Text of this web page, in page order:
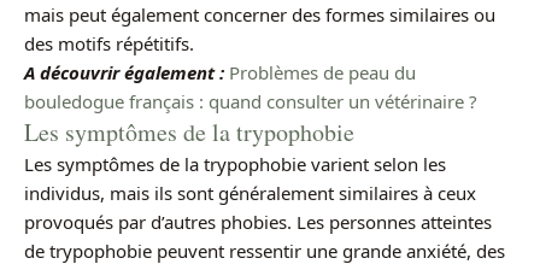
mais peut également concerner des formes similaires ou
des motifs répétitifs.
A découvrir également : Problèmes de peau du
bouledogue français : quand consulter un vétérinaire ?
Les symptômes de la trypophobie
Les symptômes de la trypophobie varient selon les
individus, mais ils sont généralement similaires à ceux
provoqués par d’autres phobies. Les personnes atteintes
de trypophobie peuvent ressentir une grande anxiété, des